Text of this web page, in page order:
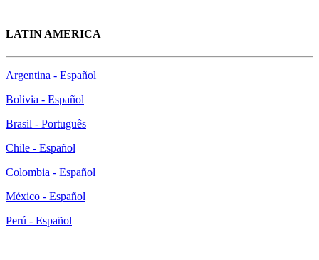
LATIN AMERICA
Argentina - Español
Bolivia - Español
Brasil - Português
Chile - Español
Colombia - Español
México - Español
Perú - Español